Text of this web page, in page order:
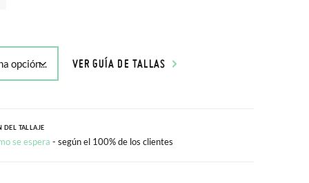
VER GUÍA DE TALLAS
DEL TALLAJE
se espera - según el 100% de los clientes